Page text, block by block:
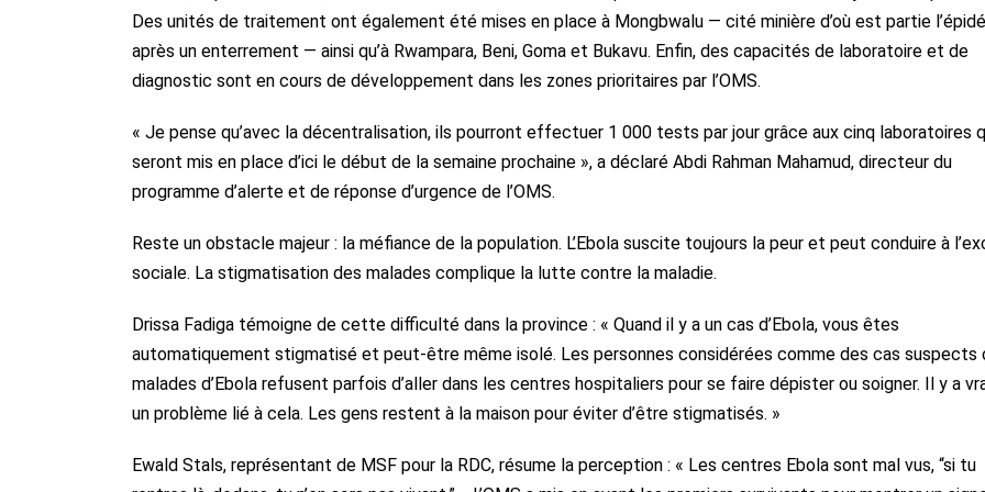
Des unités de traitement ont également été mises en place à Mongbwalu — cité minière d’où est partie
après un enterrement — ainsi qu’à Rwampara, Beni, Goma et Bukavu. Enfin, des capacités de laboratoire et de
diagnostic sont en cours de développement dans les zones prioritaires par l’OMS.
« Je pense qu’avec la décentralisation, ils pourront effectuer 1 000 tests par jour grâce aux cinq laboratoires
seront mis en place d’ici le début de la semaine prochaine », a déclaré Abdi Rahman Mahamud, directeur du
programme d’alerte et de réponse d’urgence de l’OMS.
Reste un obstacle majeur : la méfiance de la population. L’Ebola suscite toujours la peur et peut conduire à
sociale. La stigmatisation des malades complique la lutte contre la maladie.
Drissa Fadiga témoigne de cette difficulté dans la province : « Quand il y a un cas d’Ebola, vous êtes
automatiquement stigmatisé et peut-être même isolé. Les personnes considérées comme des cas suspects
malades d’Ebola refusent parfois d’aller dans les centres hospitaliers pour se faire dépister ou soigner. Il y a
un problème lié à cela. Les gens restent à la maison pour éviter d’être stigmatisés. »
Ewald Stals, représentant de MSF pour la RDC, résume la perception : « Les centres Ebola sont mal vus, “si tu